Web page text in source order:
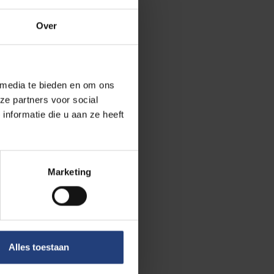
Over
te bieden en om ons
partners voor social
die u aan ze heeft
Marketing
Alles toestaan
1978 werd
ze was
Vlaams-
campus in
leven lang
pluralistische
heeft haar
haar hele